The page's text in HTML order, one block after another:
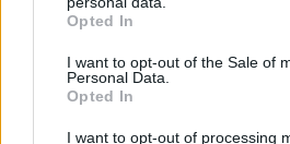
grant or deny consent to Google
use your data for below specified
consent section.
Opted In
I want to opt-out of the Sale of
Personal Data.
Opted In
I want to opt-out of processing
Απομένουν